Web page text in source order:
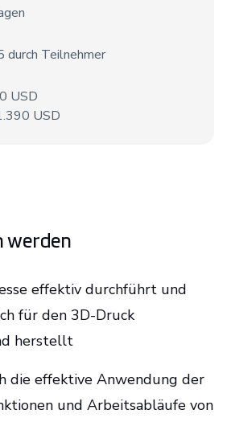
durch Teilnehmer
USD
USD
werden
effektiv durchführt und
für den 3D-Druck
herstellt
die effektive Anwendung der
und Arbeitsabläufe von